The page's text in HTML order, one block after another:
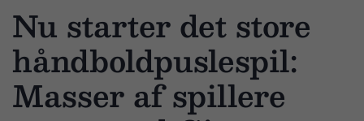
Nu starter det store
håndboldpuslespil:
Masser af spillere